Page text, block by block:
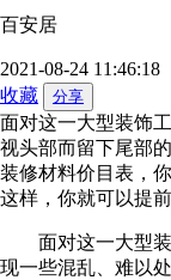
百安居
2021-08-24 11:46:18
收藏
分享
面对这一大型装饰
视头部而留下尾部
装修材料价目表，
这样，你就可以提
面对这一大型装
现一些混乱、难以